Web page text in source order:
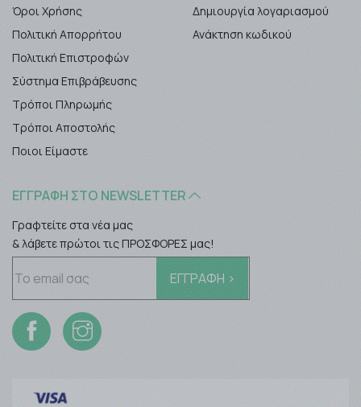
Όροι Χρήσης
Πολιτική Απορρήτου
Πολιτική Επιστροφών
Σύστημα Επιβράβευσης
Τρόποι Πληρωμής
Τρόποι Αποστολής
Ποιοι Είμαστε
Δημιουργία λογαριασμού
Ανάκτηση κωδικού
ΕΓΓΡΑΦΉ ΣΤΟ NEWSLETTER
Γραφτείτε στα νέα μας
& λάβετε πρώτοι τις ΠΡΟΣΦΟΡΕΣ μας!